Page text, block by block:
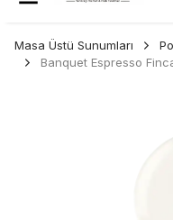
Masa Üstü Sunumları
Banquet Espresso